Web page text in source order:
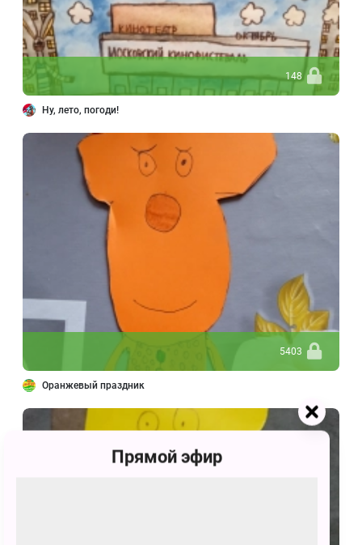
148
Ну, лето, погоди!
5403
Оранжевый праздник
Прямой эфир